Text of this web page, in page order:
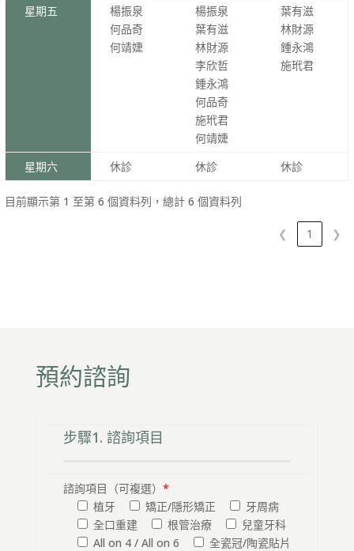
星期五
楊振泉
何品奇
何靖婕
楊振泉
葉有滋
林財源
李欣哲
鍾永鴻
何品奇
施玳君
何靖婕
葉有滋
林財源
鍾永鴻
施玳君
星期六 休診 休診 休診
目前顯示第 1 至第 6 個資料列，總計 6 個資料列
❮ 1 ❯
預約諮詢
步驟1. 諮詢項目
諮詢項目（可複選） *
植牙
矯正/隱形矯正
牙周病
全口重建
根管治療
兒童牙科
All on 4 / All on 6
全瓷冠/陶瓷貼片